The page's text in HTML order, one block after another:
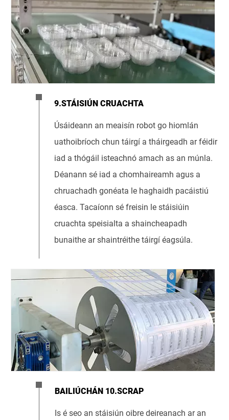
9.STÁISIÚN CRUACHTA
Úsáideann an meaisín robot go hiomlán
uathoibríoch chun táirgí a tháirgeadh ar féidir
iad a thógáil isteachnó amach as an múnla.
Déanann sé iad a chomhaireamh agus a
chruachadh gonéata le haghaidh pacáistiú
éasca. Tacaíonn sé freisin le stáisiúin
cruachta speisialta a shaincheapadh
bunaithe ar shaintréithe táirgí éagsúla.
BAILIÚCHÁN 10.SCRAP
Is é seo an stáisiún oibre deireanach ar an